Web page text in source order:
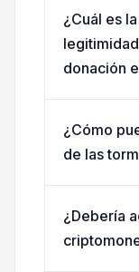
¿Cuál es
donación
¿Cómo
de las
¿Debería